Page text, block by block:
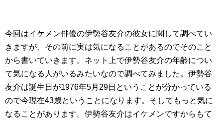
今回はイケメン俳優の伊勢谷友介の彼女に関して調べてい
きますが、その前に実は気になることがあるのでそのこと
から書いていきます。ネット上で伊勢谷友介の年齢につい
て気になる人がいるみたいなので調べてみました。伊勢谷
友介は誕生日が1976年5月29日ということが分かっている
ので今現在43歳ということになります。そしてもっと気に
なることがあります。伊勢谷友介はイケメンですからもて